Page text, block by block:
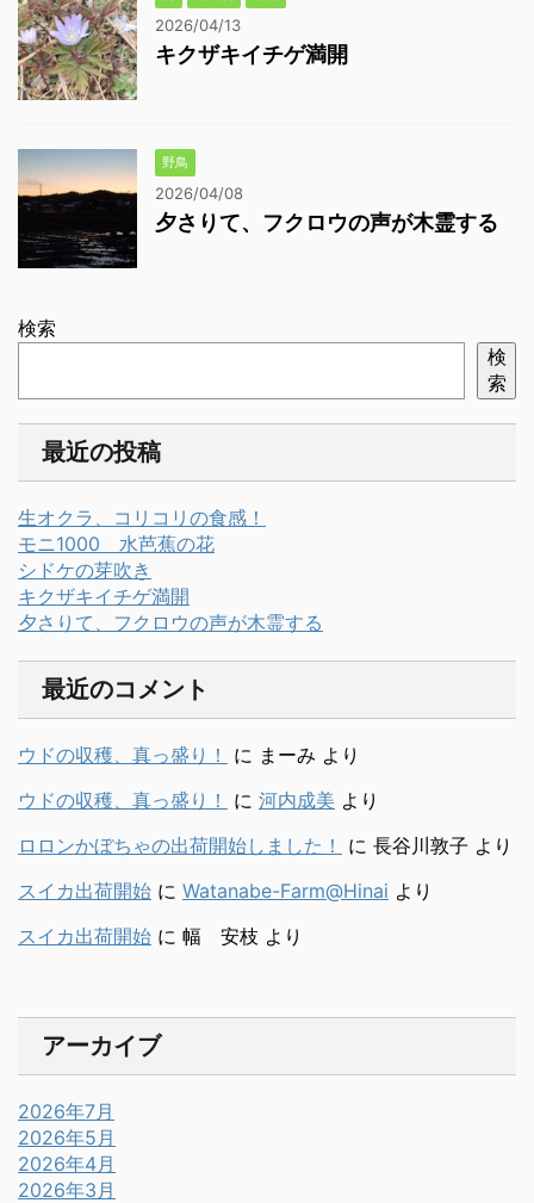
2026/04/13
キクザキイチゲ満開
野鳥
2026/04/08
夕さりて、フクロウの声が木霊する
検索
検
索
最近の投稿
生オクラ、コリコリの食感！
モニ1000 水芭蕉の花
シドケの芽吹き
キクザキイチゲ満開
夕さりて、フクロウの声が木霊する
最近のコメント
ウドの収穫、真っ盛り！ に まーみ より
ウドの収穫、真っ盛り！
に 河内成美 より
ロロンかぼちゃの出荷開始しました！
に 長谷川敦子 より
スイカ出荷開始 に Watanabe-Farm@Hinai より
スイカ出荷開始 に 幅 安枝 より
アーカイブ
2026年7月
2026年5月
2026年4月
2026年3月